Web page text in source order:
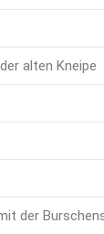
alten Kneipe
der